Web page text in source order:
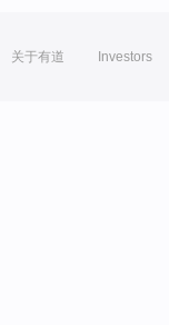
关于有道 Investors